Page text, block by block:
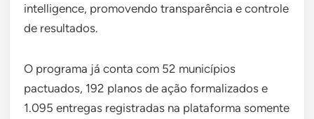
intelligence, promovendo transparência e controle
de resultados.
O programa já conta com 52 municípios
pactuados, 192 planos de ação formalizados e
1.095 entregas registradas na plataforma somente